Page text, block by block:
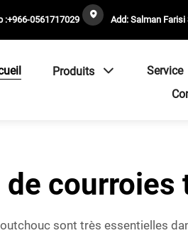
:+966-0561717029 Add: Salman
Produits Service
de
sont très essentielles